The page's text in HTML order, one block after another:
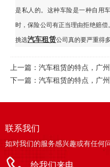
是私人的。这种车险是一种自用
时，保险公司有正当理由拒绝赔
挑选汽车租赁公司真的要严重得多
上一篇： 汽车租赁的特点，广
下一篇： 汽车租赁的特点，广
联系我们
如对我们的服务感兴趣或有任何